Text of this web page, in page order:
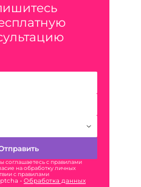
соглашаетесь с правилами
на обработку личных
с правилами
• Обработка данных